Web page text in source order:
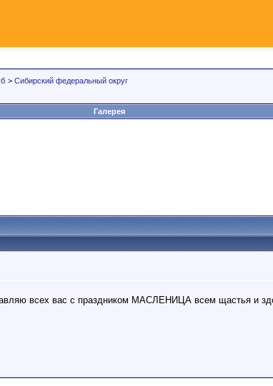
> Сибирский федеральный округ
Галерея
всех вас с праздником МАСЛЕНИЦА всем щастья и